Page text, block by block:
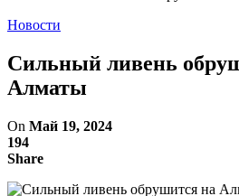
Новости
Сильный ливень
Алматы
On Май 19, 2024
194
Share